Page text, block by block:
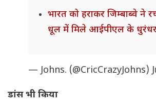
भारत को हराकर जिम्बाब्वे ने
धूल में मिले आईपीएल के
— Johns. (@CricCrazyJohns)
डांस भी किया